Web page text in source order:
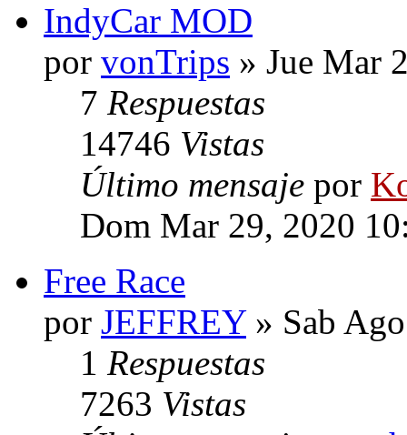
IndyCar MOD
por vonTrips » Jue Mar
7 Respuestas
14746 Vistas
Último mensaje por
Dom Mar 29, 2020
Free Race
por JEFFREY» Sab
1 Respuestas
7263 Vistas